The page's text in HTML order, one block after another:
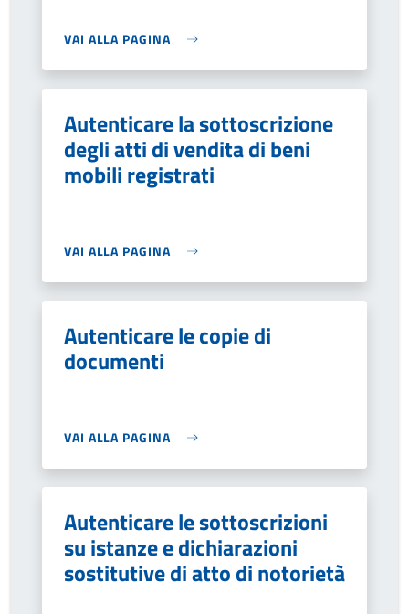
VAI ALLA PAGINA
Autenticare la sottoscrizione
degli atti di vendita di beni
mobili registrati
VAI ALLA PAGINA
Autenticare le copie di
documenti
VAI ALLA PAGINA
Autenticare le sottoscrizioni
su istanze e dichiarazioni
sostitutive di atto di notorietà